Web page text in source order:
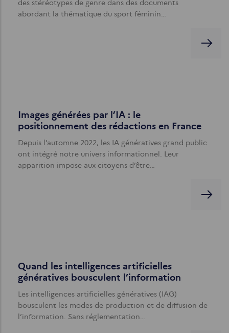
des stéréotypes de genre dans des documents
abordant la thématique du sport féminin…
Images générées par l’IA : le
positionnement des rédactions en France
Depuis l’automne 2022, les IA génératives grand public
ont intégré notre univers informationnel. Leur
apparition impose aux citoyens d’être…
Quand les intelligences artificielles
génératives bousculent l’information
Les intelligences artificielles génératives (IAG)
bousculent les modes de production et de diffusion de
l’information. Sans réglementation…